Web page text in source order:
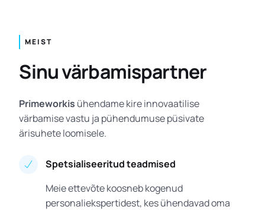
MEIST
Sinu värbamispartner
Primeworkis ühendame kire innovaatilise
värbamise vastu ja pühendumuse püsivate
ärisuhete loomisele.
Spetsialiseeritud teadmised
Meie ettevõte koosneb kogenud
personaliekspertidest, kes ühendavad oma